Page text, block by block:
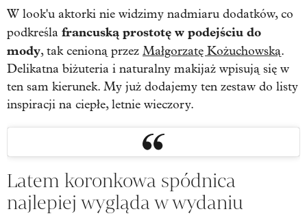
W look'u aktorki nie widzimy nadmiaru dodatków, co
podkreśla francuską prostotę w podejściu do
mody, tak cenioną przez Małgorzatę Kożuchowską.
Delikatna biżuteria i naturalny makijaż wpisują się w
ten sam kierunek. My już dodajemy ten zestaw do listy
inspiracji na ciepłe, letnie wieczory.
Latem koronkowa spódnica
najlepiej wygląda w wydaniu